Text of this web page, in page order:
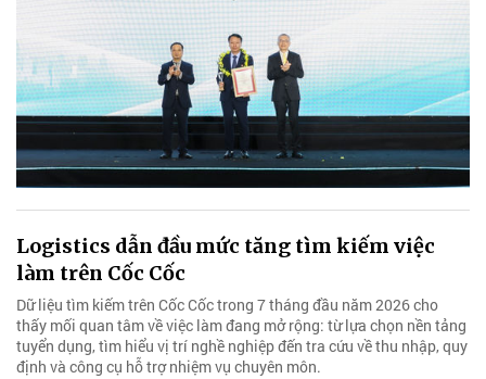
Logistics dẫn đầu mức tăng tìm kiếm việc
làm trên Cốc Cốc
Dữ liệu tìm kiếm trên Cốc Cốc trong 7 tháng đầu năm 2026 cho
thấy mối quan tâm về việc làm đang mở rộng: từ lựa chọn nền tảng
tuyển dụng, tìm hiểu vị trí nghề nghiệp đến tra cứu về thu nhập, quy
định và công cụ hỗ trợ nhiệm vụ chuyên môn.